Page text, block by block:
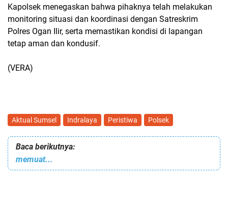
Kapolsek menegaskan bahwa pihaknya telah melakukan
monitoring situasi dan koordinasi dengan Satreskrim
Polres Ogan Ilir, serta memastikan kondisi di lapangan
tetap aman dan kondusif.
(VERA)
Aktual Sumsel Indralaya Peristiwa Polsek
Baca berikutnya:
memuat...